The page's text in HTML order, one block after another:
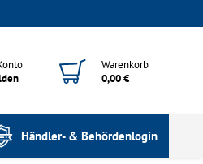
Warenkorb
0,00 €
Händler- & Behördenlogin